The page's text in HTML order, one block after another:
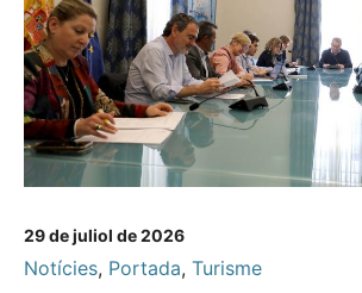
29 de juliol de 2026
Notícies, Portada, Turisme